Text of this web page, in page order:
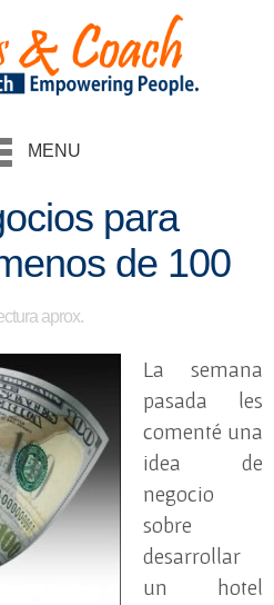
MENU
para
de 100
aprox.
La semana
pasada les
comenté una
idea de
negocio
sobre
desarrollar
un hotel